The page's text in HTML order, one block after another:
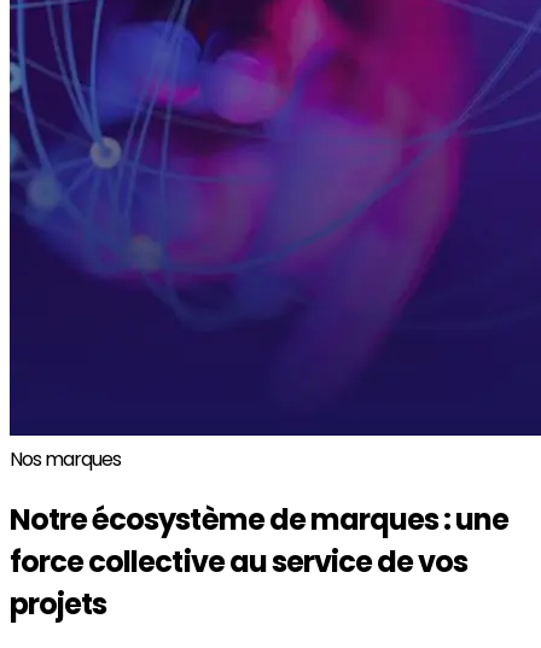
Nos marques
Notre écosystème de marques : une
force collective au service de vos
projets